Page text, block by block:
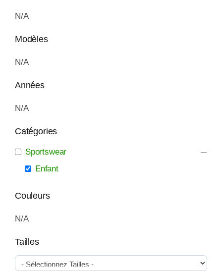
N/A
Modèles
N/A
Années
N/A
Catégories
Sportswear
Enfant
Couleurs
N/A
Tailles